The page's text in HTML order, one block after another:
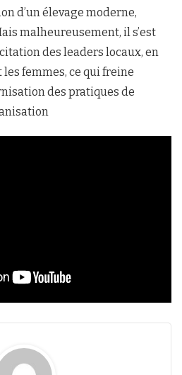
d’un élevage moderne,
malheureusement, il s’est
des leaders locaux, en
femmes, ce qui freine
des pratiques de